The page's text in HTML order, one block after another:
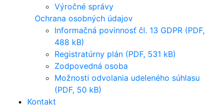
Výročné správy
Ochrana osobných údajov
Informačná povinnosť čl. 13 GDPR (PDF,
488 kB)
Registratúrny plán (PDF, 531 kB)
Zodpovedná osoba
Možnosti odvolania udeleného súhlasu
(PDF, 50 kB)
Kontakt